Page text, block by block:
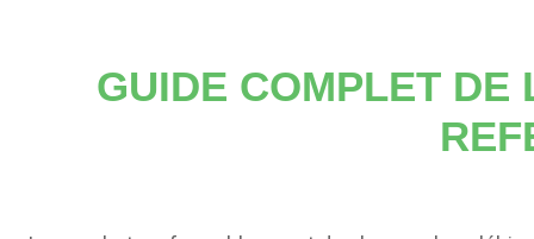
GUIDE COMPLET